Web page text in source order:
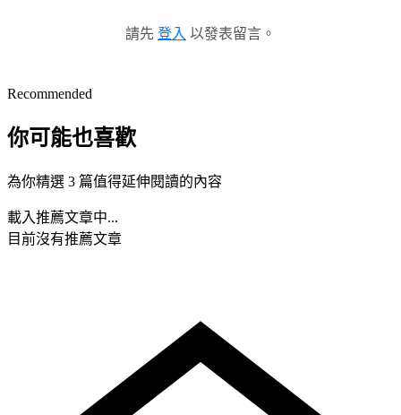
請先 登入 以發表留言。
Recommended
你可能也喜歡
為你精選 3 篇值得延伸閱讀的內容
載入推薦文章中...
目前沒有推薦文章